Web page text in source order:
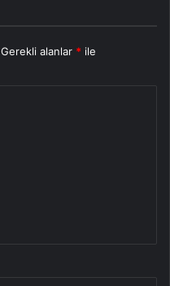
Gerekli alanlar * ile